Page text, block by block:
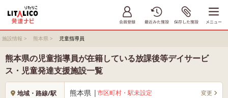
施設情報 > 熊本県 > 児童指導員
熊本県の児童指導員が在籍している放課後等デイサービ
ス・児童発達支援施設一覧
地域・路線/駅 熊本県 |市区町村・駅未設定 変更